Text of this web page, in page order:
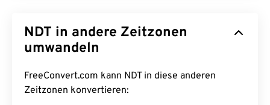
NDT in andere Zeitzonen
umwandeln
FreeConvert.com kann NDT in diese anderen
Zeitzonen konvertieren: